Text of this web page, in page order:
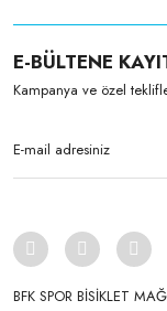
E-BÜLTENE
Kampanya ve özel
BFK SPOR BİSİKLET